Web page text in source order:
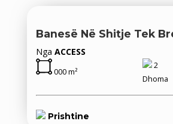
Banesë Në Shitje Tek
Nga ACCESS
000 m²
2
Dhoma
Prishtine